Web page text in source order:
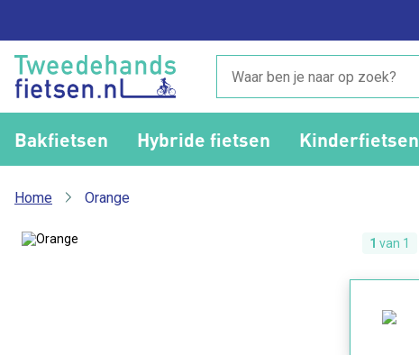
Bakfietsen Hybride fietsen Kinderfietsen
Home Orange
1 van 1